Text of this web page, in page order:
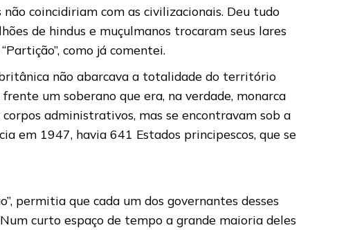
coincidiriam com as civilizacionais. Deu tudo
de hindus e muçulmanos trocaram seus lares
como já comentei.
não abarcava a totalidade do território
um soberano que era, na verdade, monarca
administrativos, mas se encontravam sob a
em 1947, havia 641 Estados principescos, que se
permitia que cada um dos governantes desses
curto espaço de tempo a grande maioria deles